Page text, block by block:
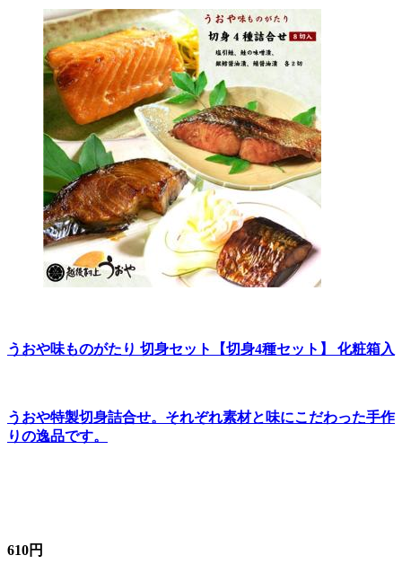
うおや味ものがたり 切身セット【切身4種セット】 化粧箱入
うおや特製切身詰合せ。それぞれ素材と味にこだわった手作
りの逸品です。
610円